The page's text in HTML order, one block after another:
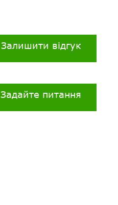
Залишити відгук
Задайте питання